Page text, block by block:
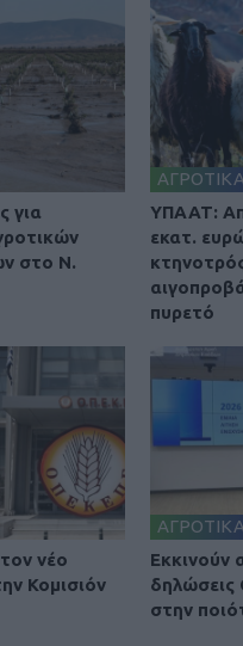
για
στο Ν.
ΑΓΡΟΤΙΚΑ
ΥΠΑΑΤ:
εκατ.
πυρετό
νέο
Κομισιόν
ΑΓΡΟΤΙΚΑ
Εκκινούν
στην